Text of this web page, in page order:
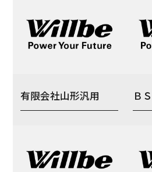
有限会社山形汎用 Ｂ